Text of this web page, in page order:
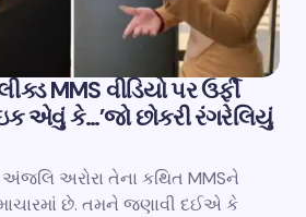
MMS વીડિયો પર ઉર્ફી
એવું કે…’જો છોકરી રંગરેલિયું
અંજલિ અરોરા તેના કથિત MMSને
છે. તમને જણાવી દઈએ કે